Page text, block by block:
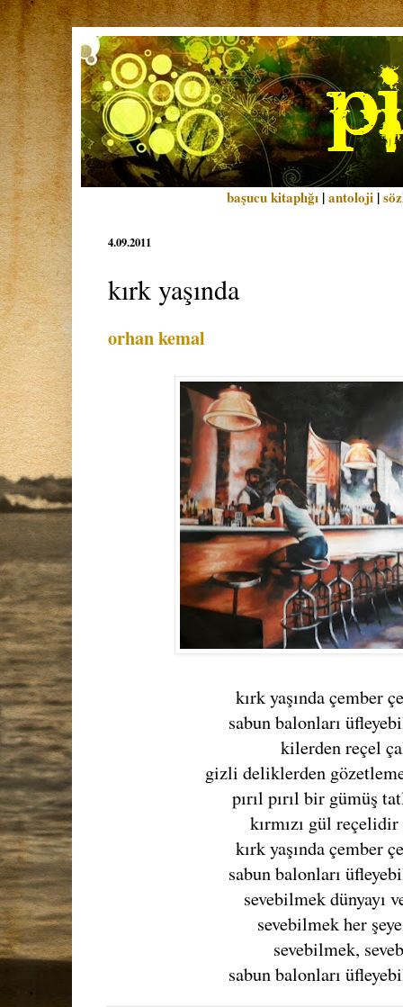
başucu kitaplığı |antoloji |
4.09.2011
kırk yaşında
orhan kemal
kırk yaşında çember
sabun balonları
kilerden reçel
gizli deliklerden
pırıl pırıl bir gümüş
kırmızı gül
kırk yaşında çember
sabun balonları
sevebilmek dünyayı
sevebilmek her
sevebilmek,
sabun balonları